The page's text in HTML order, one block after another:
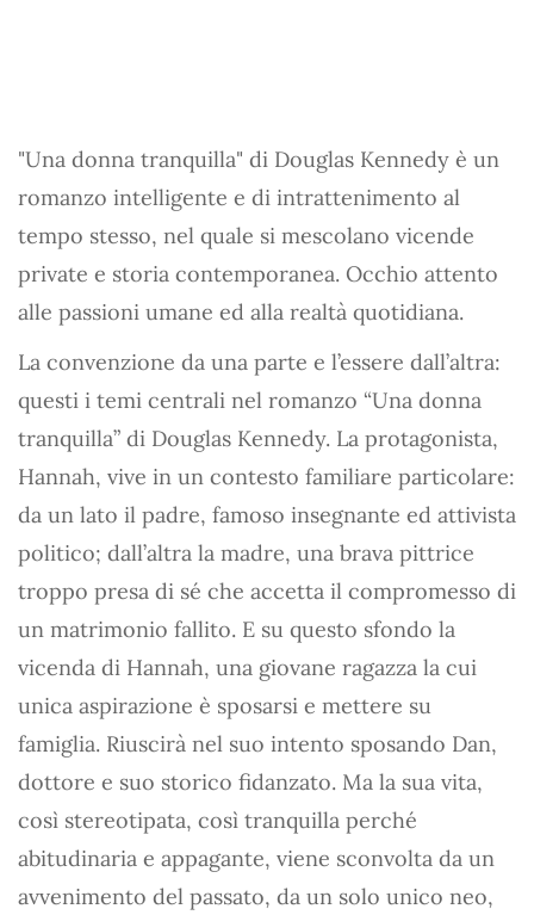
"Una donna tranquilla" di Douglas Kennedy è un
romanzo intelligente e di intrattenimento al
tempo stesso, nel quale si mescolano vicende
private e storia contemporanea. Occhio attento
alle passioni umane ed alla realtà quotidiana.
La convenzione da una parte e l’essere dall’altra:
questi i temi centrali nel romanzo “Una donna
tranquilla” di Douglas Kennedy. La protagonista,
Hannah, vive in un contesto familiare particolare:
da un lato il padre, famoso insegnante ed attivista
politico; dall’altra la madre, una brava pittrice
troppo presa di sé che accetta il compromesso di
un matrimonio fallito. E su questo sfondo la
vicenda di Hannah, una giovane ragazza la cui
unica aspirazione è sposarsi e mettere su
famiglia. Riuscirà nel suo intento sposando Dan,
dottore e suo storico fidanzato. Ma la sua vita,
così stereotipata, così tranquilla perché
abitudinaria e appagante, viene sconvolta da un
avvenimento del passato, da un solo unico neo,